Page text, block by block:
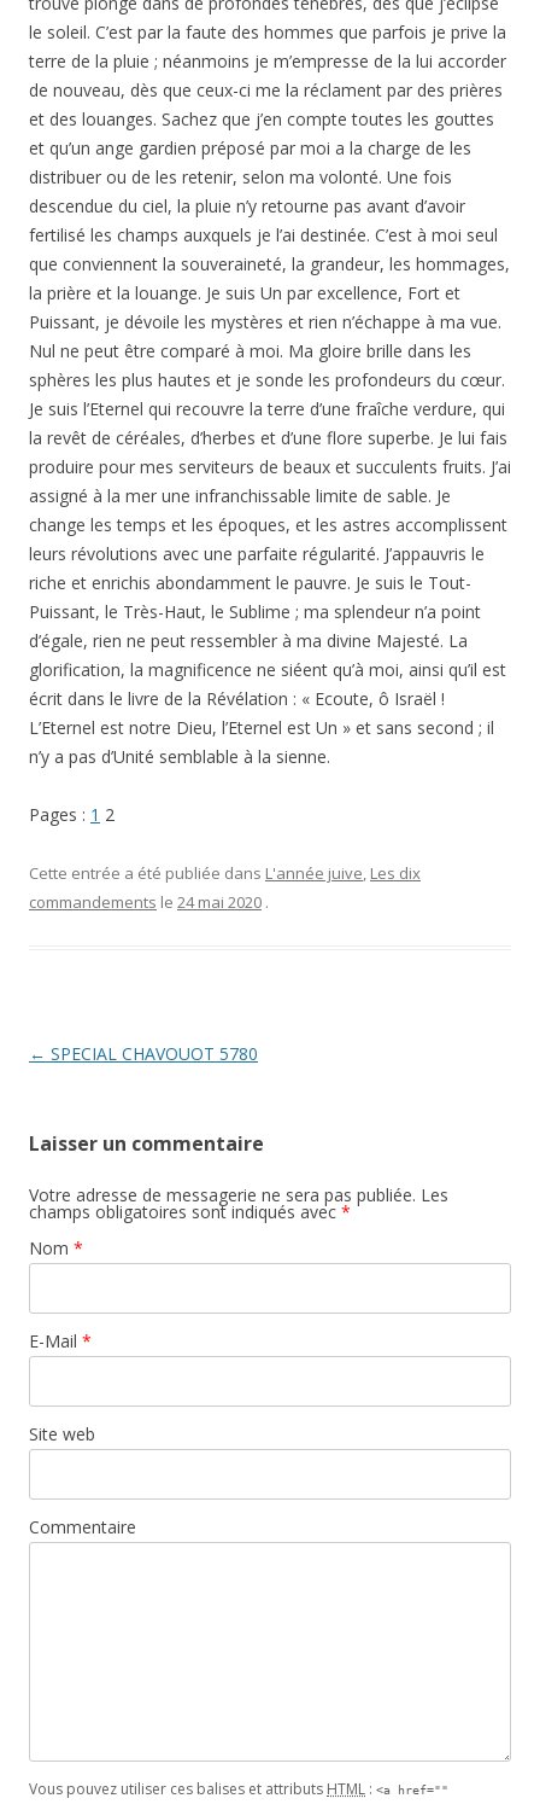
le soleil. C’est par la faute des hommes que parfois je prive la
terre de la pluie ; néanmoins je m’empresse de la lui accorder
de nouveau, dès que ceux-ci me la réclament par des prières
et des louanges. Sachez que j’en compte toutes les gouttes
et qu’un ange gardien préposé par moi a la charge de les
distribuer ou de les retenir, selon ma volonté. Une fois
descendue du ciel, la pluie n’y retourne pas avant d’avoir
fertilisé les champs auxquels je l’ai destinée. C’est à moi seul
que conviennent la souveraineté, la grandeur, les hommages,
la prière et la louange. Je suis Un par excellence, Fort et
Puissant, je dévoile les mystères et rien n’échappe à ma vue.
Nul ne peut être comparé à moi. Ma gloire brille dans les
sphères les plus hautes et je sonde les profondeurs du cœur.
Je suis l’Eternel qui recouvre la terre d’une fraîche verdure, qui
la revêt de céréales, d’herbes et d’une flore superbe. Je lui fais
produire pour mes serviteurs de beaux et succulents fruits. J’ai
assigné à la mer une infranchissable limite de sable. Je
change les temps et les époques, et les astres accomplissent
leurs révolutions avec une parfaite régularité. J’appauvris le
riche et enrichis abondamment le pauvre. Je suis le Tout-
Puissant, le Très-Haut, le Sublime ; ma splendeur n’a point
d’égale, rien ne peut ressembler à ma divine Majesté. La
glorification, la magnificence ne siéent qu’à moi, ainsi qu’il est
écrit dans le livre de la Révélation : « Ecoute, ô Israël !
L’Eternel est notre Dieu, l’Eternel est Un » et sans second ; il
n’y a pas d’Unité semblable à la sienne.
Pages : 1 2
Cette entrée a été publiée dans L'année juive, Les dix
commandements le 24 mai 2020 .
Navigation
← SPECIAL CHAVOUOT 5780
Laisser un commentaire
Votre adresse de messagerie ne sera pas publiée. Les
champs obligatoires sont indiqués avec *
Nom *
E-Mail *
Site web
Commentaire
Vous pouvez utiliser ces balises et attributs HTML : <a href=""